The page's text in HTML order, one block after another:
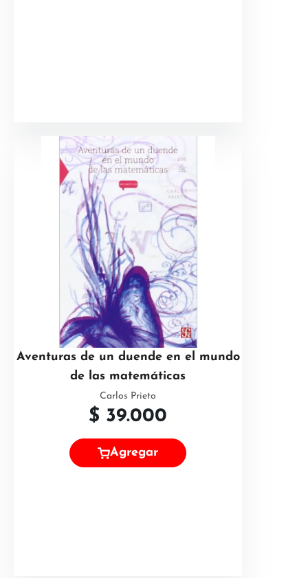
Aventuras de un duende en el mundo
de las matemáticas
Carlos Prieto
$ 39.000
Agregar